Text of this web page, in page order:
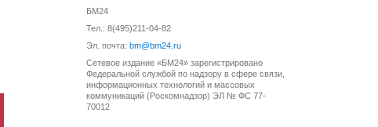
БМ24
Тел.: 8(495)211-04-82
Эл. почта: bm@bm24.ru
Сетевое издание «БМ24» зарегистрировано
Федеральной службой по надзору в сфере связи,
информационных технологий и массовых
коммуникаций (Роскомнадзор) ЭЛ № ФС 77-
70012